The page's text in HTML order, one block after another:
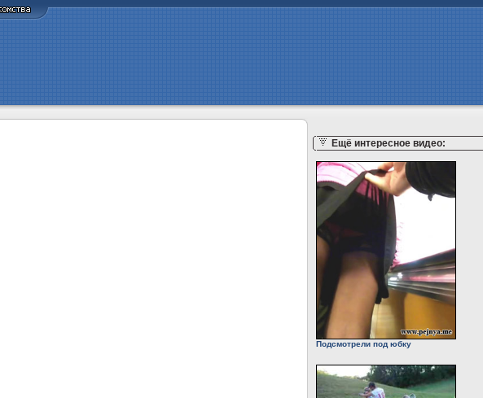
Ещё интересное видео:
Подсмотрели под юбку